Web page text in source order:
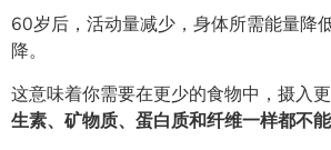
60岁后，活动量减少，身体所需能量降
降。
这意味着你需要在更少的食物中，摄
生素、矿物质、蛋白质和纤维一样都不